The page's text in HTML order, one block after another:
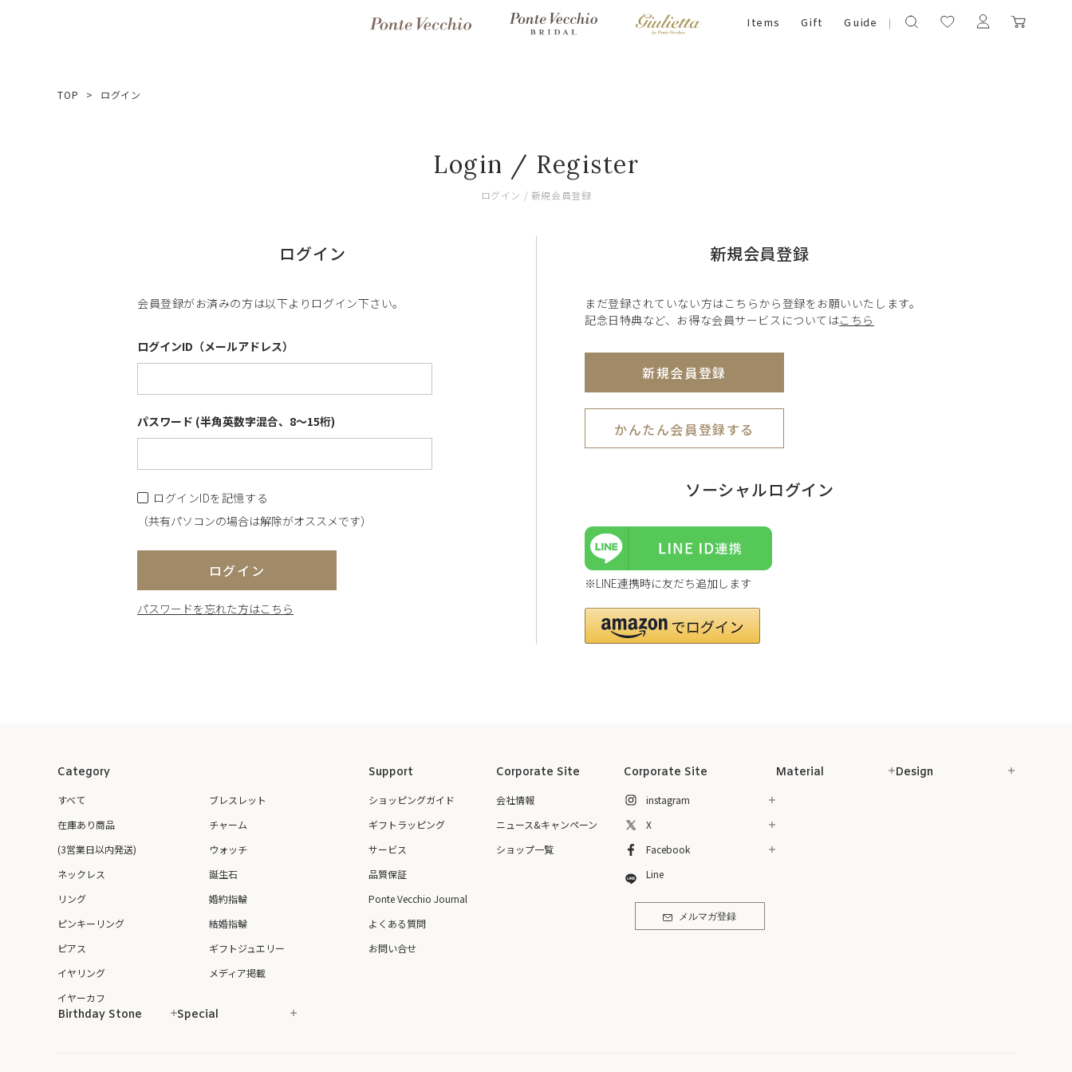
Items Gift Guide
TOP ログイン
Login / Register
ログイン / 新規会員登録
ログイン
会員登録がお済みの方は以下よりログイン下さい。
ログインID（メールアドレス）
パスワード (半角英数字混合、8～15桁)
ログインIDを記憶する
（共有パソコンの場合は解除がオススメです）
ログイン
パスワードを忘れた方はこちら
新規会員登録
まだ登録されていない方はこちらから登録をお願いいたします。
記念日特典など、お得な会員サービスについてはこちら
新規会員登録
かんたん会員登録する
ソーシャルログイン
※LINE連携時に友だち追加します
Category
すべて
在庫あり商品
(3営業日以内発送)
ネックレス
リング
ピンキーリング
ピアス
イヤリング
イヤーカフ
ブレスレット
チャーム
ウォッチ
誕生石
婚約指輪
結婚指輪
ギフトジュエリー
メディア掲載
Support
ショッピングガイド
ギフトラッピング
サービス
品質保証
Ponte Vecchio Journal
よくある質問
お問い合せ
Corporate Site
会社情報
ニュース&キャンペーン
ショップ一覧
Corporate Site
instagram
X
Facebook
Line
メルマガ登録
Material Design
Birthday Stone Special